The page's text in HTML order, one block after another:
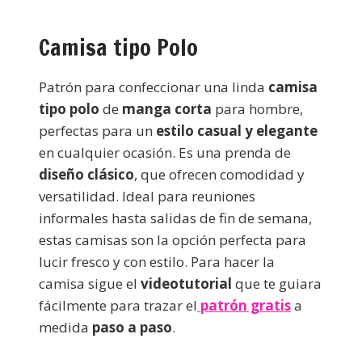
Camisa tipo Polo
Patrón para confeccionar una linda camisa
tipo polo de manga corta para hombre,
perfectas para un estilo casual y elegante
en cualquier ocasión. Es una prenda de
diseño clásico, que ofrecen comodidad y
versatilidad. Ideal para reuniones
informales hasta salidas de fin de semana,
estas camisas son la opción perfecta para
lucir fresco y con estilo. Para hacer la
camisa sigue el videotutorial que te guiara
fácilmente para trazar el patrón gratisa
medida paso a paso.